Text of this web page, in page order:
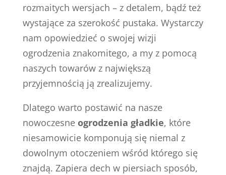
rozmaitych wersjach – z detalem, bądź też
wystające za szerokość pustaka. Wystarczy
nam opowiedzieć o swojej wizji
ogrodzenia znakomitego, a my z pomocą
naszych towarów z największą
przyjemnością ją zrealizujemy.
Dlatego warto postawić na nasze
nowoczesne ogrodzenia gładkie, które
niesamowicie komponują się niemal z
dowolnym otoczeniem wśród którego się
znajdą. Zapiera dech w piersiach sposób,